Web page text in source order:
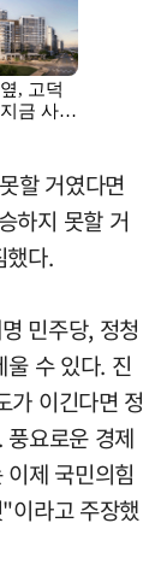
할 거였다면
하지 못할 거
했다.
민주당, 정청
수 있다. 진
가 이긴다면 정
요로운 경제
제 국민의힘
이라고 주장했